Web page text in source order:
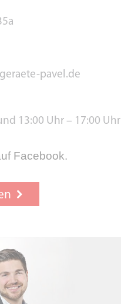
pavel.de
13:00 Uhr – 17:00 Uhr
Facebook.